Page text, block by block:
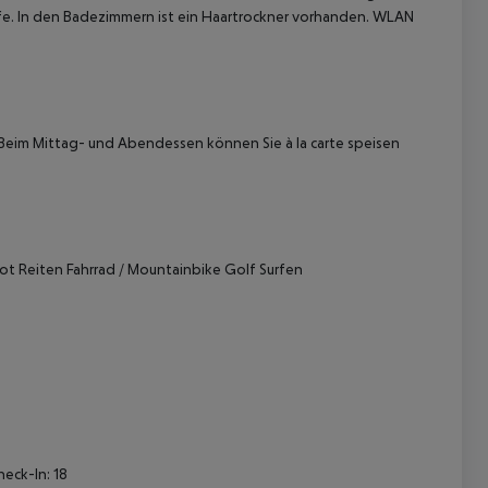
In den Badezimmern ist ein Haartrockner vorhanden. WLAN
Mittag- und Abendessen können Sie à la carte speisen
Reiten Fahrrad / Mountainbike Golf Surfen
In: 18